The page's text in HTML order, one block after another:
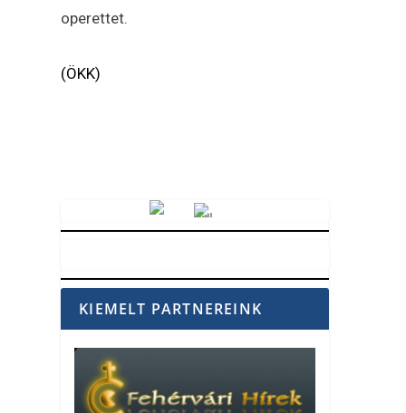
operettet.
(ÖKK)
KIEMELT PARTNEREINK